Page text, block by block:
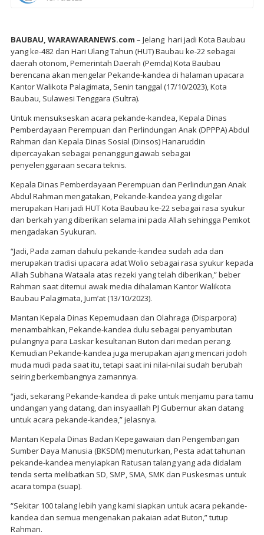
BAUBAU, WARAWARANEWS.com – Jelang hari jadi Kota Baubau
yang ke-482 dan Hari Ulang Tahun (HUT) Baubau ke-22 sebagai
daerah otonom, Pemerintah Daerah (Pemda) Kota Baubau
berencana akan mengelar Pekande-kandea di halaman upacara
Kantor Walikota Palagimata, Senin tanggal (17/10/2023), Kota
Baubau, Sulawesi Tenggara (Sultra).
Untuk mensukseskan acara pekande-kandea, Kepala Dinas
Pemberdayaan Perempuan dan Perlindungan Anak (DPPPA) Abdul
Rahman dan Kepala Dinas Sosial (Dinsos) Hanaruddin
dipercayakan sebagai penanggungjawab sebagai
penyelenggaraan secara teknis.
Kepala Dinas Pemberdayaan Perempuan dan Perlindungan Anak
Abdul Rahman mengatakan, Pekande-kandea yang digelar
merupakan Hari jadi HUT Kota Baubau ke-22 sebagai rasa syukur
dan berkah yang diberikan selama ini pada Allah sehingga Pemkot
mengadakan Syukuran.
“Jadi, Pada zaman dahulu pekande-kandea sudah ada dan
merupakan tradisi upacara adat Wolio sebagai rasa syukur kepada
Allah Subhana Wataala atas rezeki yang telah diberikan,” beber
Rahman saat ditemui awak media dihalaman Kantor Walikota
Baubau Palagimata, Jum’at (13/10/2023).
Mantan Kepala Dinas Kepemudaan dan Olahraga (Disparpora)
menambahkan, Pekande-kandea dulu sebagai penyambutan
pulangnya para Laskar kesultanan Buton dari medan perang.
Kemudian Pekande-kandea juga merupakan ajang mencari jodoh
muda mudi pada saat itu, tetapi saat ini nilai-nilai sudah berubah
seiring berkembangnya zamannya.
“jadi, sekarang Pekande-kandea di pake untuk menjamu para tamu
undangan yang datang, dan insyaallah PJ Gubernur akan datang
untuk acara pekande-kandea,” jelasnya.
Mantan Kepala Dinas Badan Kepegawaian dan Pengembangan
Sumber Daya Manusia (BKSDM) menuturkan, Pesta adat tahunan
pekande-kandea menyiapkan Ratusan talang yang ada didalam
tenda serta melibatkan SD, SMP, SMA, SMK dan Puskesmas untuk
acara tompa (suap).
“Sekitar 100 talang lebih yang kami siapkan untuk acara pekande-
kandea dan semua mengenakan pakaian adat Buton,” tutup
Rahman.